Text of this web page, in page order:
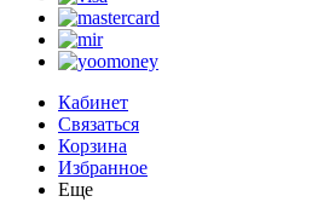
Кабинет
Связаться
Корзина
Избранное
Еще